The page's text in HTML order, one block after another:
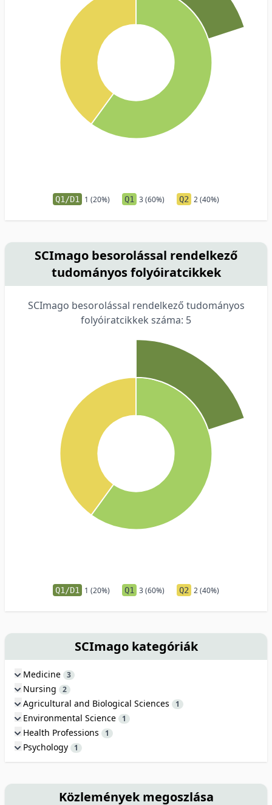
Q1/D1 1 (20%) Q1 3 (60%) Q2 2 (40%)
SCImago besorolással rendelkező
tudományos folyóiratcikkek
SCImago besorolással rendelkező tudományos
folyóiratcikkek száma: 5
Q1/D1 1 (20%) Q1 3 (60%) Q2 2 (40%)
SCImago kategóriák
Medicine 3
Nursing 2
Agricultural and Biological Sciences 1
Environmental Science 1
Health Professions 1
Psychology 1
Közlemények megoszlása